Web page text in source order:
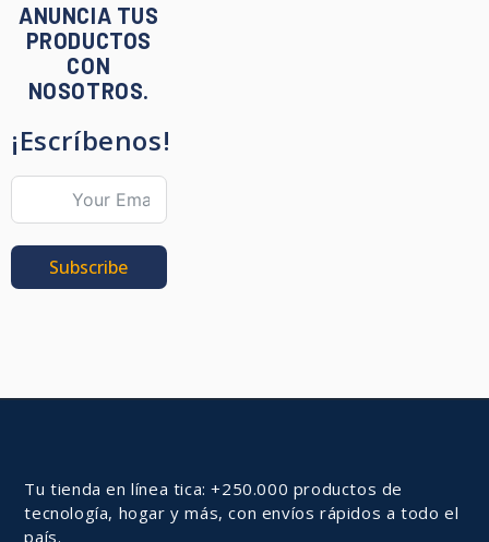
ANUNCIA TUS
PRODUCTOS
CON
NOSOTROS.
¡Escríbenos!
Subscribe
Tu tienda en línea tica: +250.000 productos de
tecnología, hogar y más, con envíos rápidos a todo el
país.